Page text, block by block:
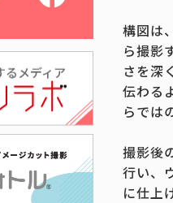
構図は
ら撮影
さを深
伝わる
らでは
撮影後
行い、
に仕上